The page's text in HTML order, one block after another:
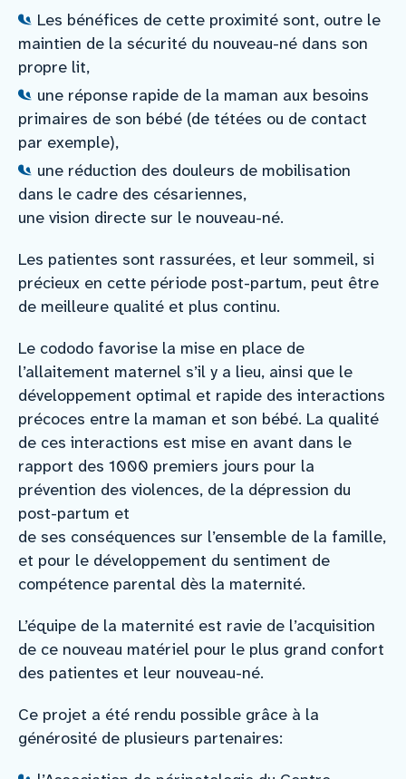
Les bénéfices de cette proximité sont, outre le
maintien de la sécurité du nouveau-né dans son
propre lit,
une réponse rapide de la maman aux besoins
primaires de son bébé (de tétées ou de contact
par exemple),
une réduction des douleurs de mobilisation
dans le cadre des césariennes,
une vision directe sur le nouveau-né.
Les patientes sont rassurées, et leur sommeil, si
précieux en cette période post-partum, peut être
de meilleure qualité et plus continu.
Le cododo favorise la mise en place de
l’allaitement maternel s’il y a lieu, ainsi que le
développement optimal et rapide des interactions
précoces entre la maman et son bébé. La qualité
de ces interactions est mise en avant dans le
rapport des 1000 premiers jours pour la
prévention des violences, de la dépression du
post-partum et
de ses conséquences sur l’ensemble de la famille,
et pour le développement du sentiment de
compétence parental dès la maternité.
L’équipe de la maternité est ravie de l’acquisition
de ce nouveau matériel pour le plus grand confort
des patientes et leur nouveau-né.
Ce projet a été rendu possible grâce à la
générosité de plusieurs partenaires: